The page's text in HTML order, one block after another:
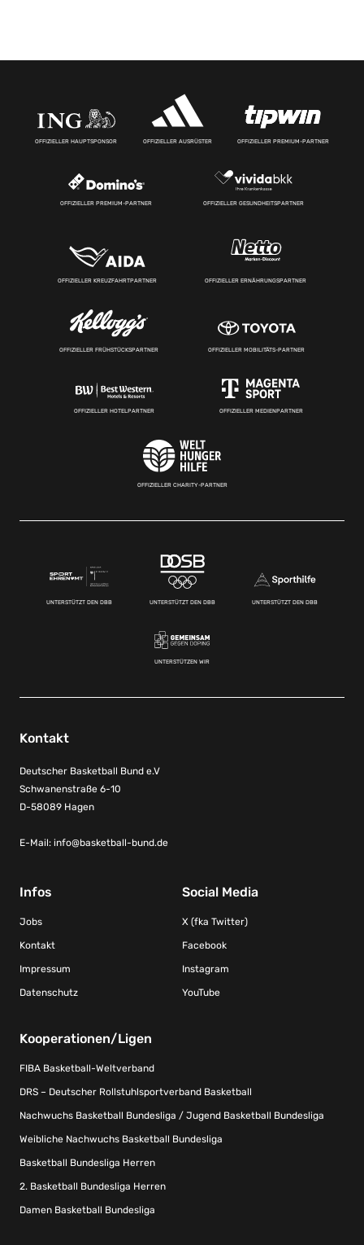
OFFIZIELLER HAUPTSPONSOR OFFIZIELLER AUSRÜSTER OFFIZIELLER PREMIUM-PARTNER
OFFIZIELLER PREMIUM-PARTNER OFFIZIELLER GESUNDHEITSPARTNER
OFFIZIELLER KREUZFAHRTPARTNER OFFIZIELLER ERNÄHRUNGSPARTNER
OFFIZIELLER FRÜHSTÜCKSPARTNER OFFIZIELLER MOBILITÄTS-PARTNER
OFFIZIELLER HOTELPARTNER OFFIZIELLER MEDIENPARTNER
OFFIZIELLER CHARITY-PARTNER
UNTERSTÜTZT DEN DBB UNTERSTÜTZT DEN DBB UNTERSTÜTZT DEN DBB
UNTERSTÜTZEN WIR
Kontakt
Deutscher Basketball Bund e.V
Schwanenstraße 6-10
D-58089 Hagen
E-Mail: info@basketball-bund.de
Infos
Jobs
Kontakt
Impressum
Datenschutz
Social Media
X (fka Twitter)
Facebook
Instagram
YouTube
Kooperationen/Ligen
FIBA Basketball-Weltverband
DRS – Deutscher Rollstuhlsportverband Basketball
Nachwuchs Basketball Bundesliga / Jugend Basketball Bundesliga
Weibliche Nachwuchs Basketball Bundesliga
Basketball Bundesliga Herren
2. Basketball Bundesliga Herren
Damen Basketball Bundesliga